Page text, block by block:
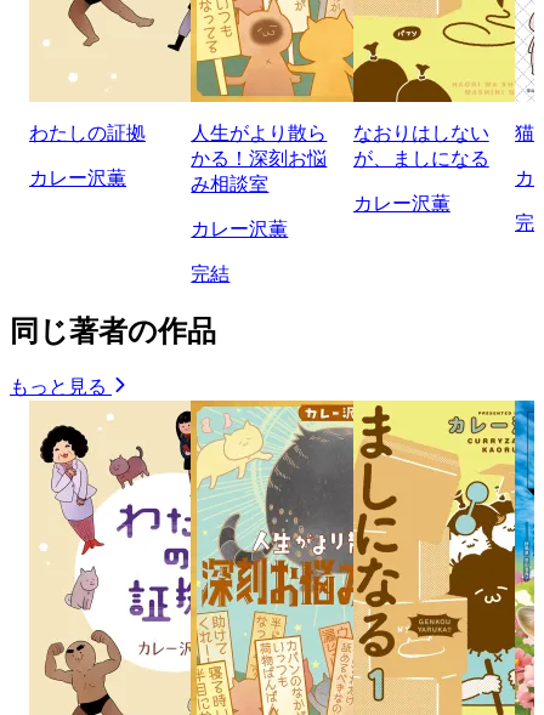
わたしの証拠
カレー沢薫
人生がより散ら
かる！深刻お悩
み相談室
カレー沢薫
完結
なおりはしない
が、ましになる
カレー沢薫
猫
カ
完
同じ著者の作品
もっと見る